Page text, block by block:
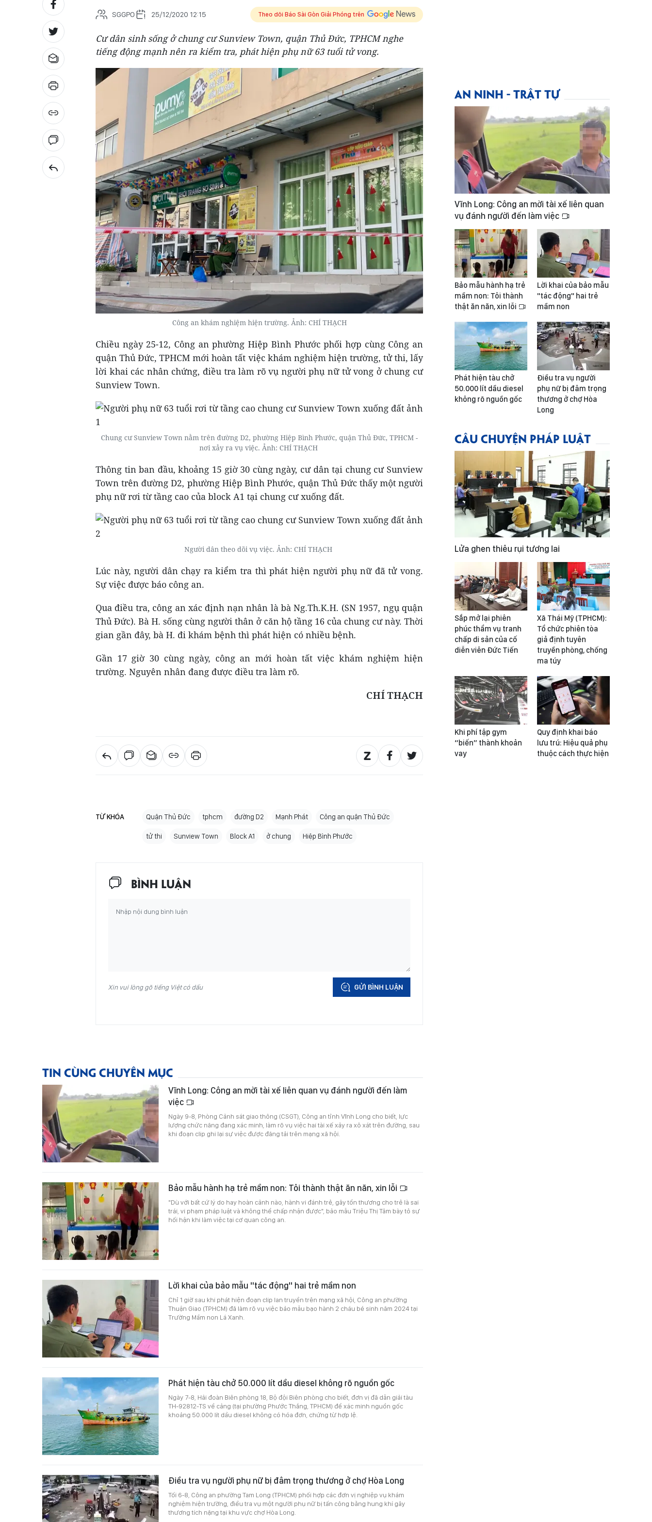
SGGPO 25/12/2020 12:15 Theo dõi Báo Sài Gòn Giải Phóng trên
Cư dân sinh sống ở chung cư Sunview Town, quận Thủ Đức, TPHCM nghe
tiếng động mạnh nên ra kiểm tra, phát hiện phụ nữ 63 tuổi tử vong.
Công an khám nghiệm hiện trường. Ảnh: CHÍ THẠCH
Chiều ngày 25-12, Công an phường Hiệp Bình Phước phối hợp cùng Công an
quận Thủ Đức, TPHCM mới hoàn tất việc khám nghiệm hiện trường, tử thi, lấy
lời khai các nhân chứng, điều tra làm rõ vụ người phụ nữ tử vong ở chung cư
Sunview Town.
Chung cư Sunview Town nằm trên đường D2, phường Hiệp Bình Phước, quận Thủ Đức, TPHCM -
nơi xảy ra vụ việc. Ảnh: CHÍ THẠCH
Thông tin ban đầu, khoảng 15 giờ 30 cùng ngày, cư dân tại chung cư Sunview
Town trên đường D2, phường Hiệp Bình Phước, quận Thủ Đức thấy một người
phụ nữ rơi từ tầng cao của block A1 tại chung cư xuống đất.
Người dân theo dõi vụ việc. Ảnh: CHÍ THẠCH
Lúc này, người dân chạy ra kiểm tra thì phát hiện người phụ nữ đã tử vong.
Sự việc được báo công an.
Qua điều tra, công an xác định nạn nhân là bà Ng.Th.K.H. (SN 1957, ngụ quận
Thủ Đức). Bà H. sống cùng người thân ở căn hộ tầng 16 của chung cư này. Thời
gian gần đây, bà H. đi khám bệnh thì phát hiện có nhiều bệnh.
Gần 17 giờ 30 cùng ngày, công an mới hoàn tất việc khám nghiệm hiện
trường. Nguyên nhân đang được điều tra làm rõ.
CHÍ THẠCH
TỪ KHÓA Quận Thủ Đức tphcm đường D2 Mạnh Phát Công an quận Thủ Đức
tử thi Sunview Town Block A1 ở chung Hiệp Bình Phước
BÌNH LUẬN
Xin vui lòng gõ tiếng Việt có dấu GỬI BÌNH LUẬN
TIN CÙNG CHUYÊN MỤC
Vĩnh Long: Công an mời tài xế liên quan vụ đánh người đến làm
việc
Ngày 9-8, Phòng Cảnh sát giao thông (CSGT), Công an tỉnh Vĩnh Long cho biết, lực
lượng chức năng đang xác minh, làm rõ vụ việc hai tài xế xảy ra xô xát trên đường, sau
khi đoạn clip ghi lại sự việc được đăng tải trên mạng xã hội.
Bảo mẫu hành hạ trẻ mầm non: Tôi thành thật ăn năn, xin lỗi
"Dù với bất cứ lý do hay hoàn cảnh nào, hành vi đánh trẻ, gây tổn thương cho trẻ là sai
trái, vi phạm pháp luật và không thể chấp nhận được", bảo mẫu Triệu Thị Tâm bày tỏ sự
hối hận khi làm việc tại cơ quan công an.
Lời khai của bảo mẫu "tác động" hai trẻ mầm non
Chỉ 1 giờ sau khi phát hiện đoạn clip lan truyền trên mạng xã hội, Công an phường
Thuận Giao (TPHCM) đã làm rõ vụ việc bảo mẫu bạo hành 2 cháu bé sinh năm 2024 tại
Trường Mầm non Lá Xanh.
Phát hiện tàu chở 50.000 lít dầu diesel không rõ nguồn gốc
Ngày 7-8, Hải đoàn Biên phòng 18, Bộ đội Biên phòng cho biết, đơn vị đã dẫn giải tàu
TH-92812-TS về cảng (tại phường Phước Thắng, TPHCM) để xác minh nguồn gốc
khoảng 50.000 lít dầu diesel không có hóa đơn, chứng từ hợp lệ.
Điều tra vụ người phụ nữ bị đâm trọng thương ở chợ Hòa Long
Tối 6-8, Công an phường Tam Long (TPHCM) phối hợp các đơn vị nghiệp vụ khám
nghiệm hiện trường, điều tra vụ một người phụ nữ bị tấn công bằng hung khí gây
thương tích nặng tại khu vực chợ Hòa Long.
AN NINH - TRẬT TỰ
Vĩnh Long: Công an mời tài xế liên quan
vụ đánh người đến làm việc
Bảo mẫu hành hạ trẻ
mầm non: Tôi thành
thật ăn năn, xin lỗi
Lời khai của bảo mẫu
"tác động" hai trẻ
mầm non
Phát hiện tàu chở
50.000 lít dầu diesel
không rõ nguồn gốc
Điều tra vụ người
phụ nữ bị đâm trọng
thương ở chợ Hòa
Long
CÂU CHUYỆN PHÁP LUẬT
Lửa ghen thiêu rụi tương lai
Sắp mở lại phiên
phúc thẩm vụ tranh
chấp di sản của cố
diễn viên Đức Tiến
Xã Thái Mỹ (TPHCM):
Tổ chức phiên tòa
giả định tuyên
truyền phòng, chống
ma túy
Khi phí tập gym
“biến” thành khoản
vay
Quy định khai báo
lưu trú: Hiệu quả phụ
thuộc cách thực hiện